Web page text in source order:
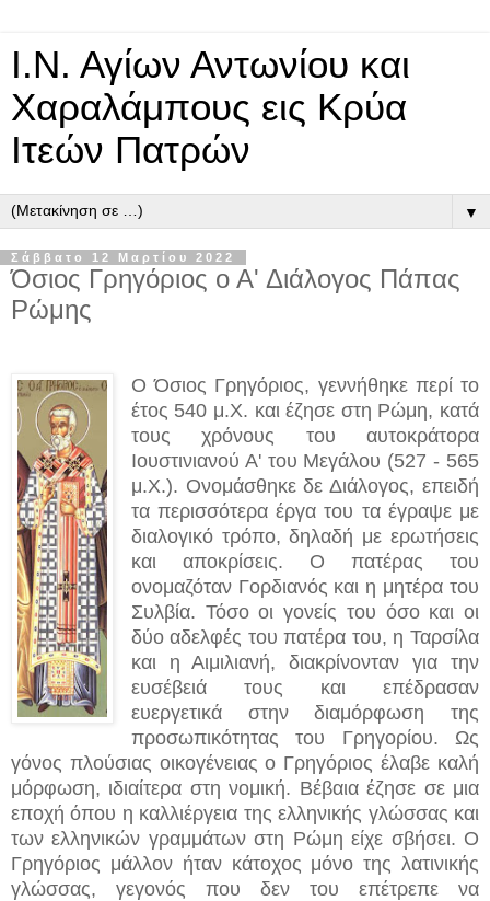
Ι.Ν. Αγίων Αντωνίου και
Χαραλάμπους εις Κρύα
Ιτεών Πατρών
▼
Σάββατο 12 Μαρτίου 2022
Όσιος Γρηγόριος ο Α' Διάλογος Πάπας
Ρώμης
Ο Όσιος Γρηγόριος, γεννήθηκε περί το
έτος 540 μ.Χ. και έζησε στη Ρώμη, κατά
τους χρόνους του αυτοκράτορα
Ιουστινιανού Α' του Μεγάλου (527 - 565
μ.Χ.). Ονομάσθηκε δε Διάλογος, επειδή
τα περισσότερα έργα του τα έγραψε με
διαλογικό τρόπο, δηλαδή με ερωτήσεις
και αποκρίσεις. Ο πατέρας του
ονομαζόταν Γορδιανός και η μητέρα του
Συλβία. Τόσο οι γονείς του όσο και οι
δύο αδελφές του πατέρα του, η Ταρσίλα
και η Αιμιλιανή, διακρίνονταν για την
ευσέβειά τους και επέδρασαν
ευεργετικά στην διαμόρφωση της
προσωπικότητας του Γρηγορίου. Ως
γόνος πλούσιας οικογένειας ο Γρηγόριος έλαβε καλή
μόρφωση, ιδιαίτερα στη νομική. Βέβαια έζησε σε μια
εποχή όπου η καλλιέργεια της ελληνικής γλώσσας και
των ελληνικών γραμμάτων στη Ρώμη είχε σβήσει. Ο
Γρηγόριος μάλλον ήταν κάτοχος μόνο της λατινικής
γλώσσας, γεγονός που δεν του επέτρεπε να